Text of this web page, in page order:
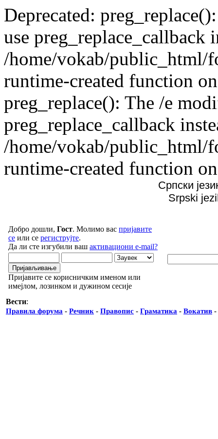
Deprecated:
use preg_replace_callback
/home/vokab/public_html/
runtime-created function
preg_replace(): The /e
preg_replace_callback
/home/vokab/public_html/
runtime-created function
Српски
Srpski
Добро дошли, Гост. Молимо вас пријавите
се или се региструјте.
Да ли сте изгубили ваш активациони e-mail?
Пријавите се корисничким именом или
имејлом, лозинком и дужином сесије
Вести:
Правила форума - Речник - Правопис - Граматика - Вокатив -